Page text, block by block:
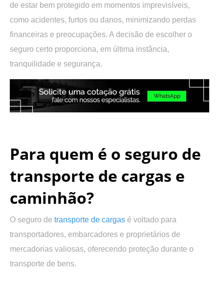
de estar bem protegido em momentos imprevisíveis,
como acidentes, furtos ou danos, minimizando perdas
financeiras e preocupações. A decisão de escolher o
seguro certo proporciona, em última instância,
tranquilidade e segurança.
Para quem é o seguro de
transporte de cargas e
caminhão?
O seguro de transporte de cargas é voltado para
transportadores, embarcadores e proprietários de
mercadorias valiosas, oferecendo proteção durante o
transporte de bens.